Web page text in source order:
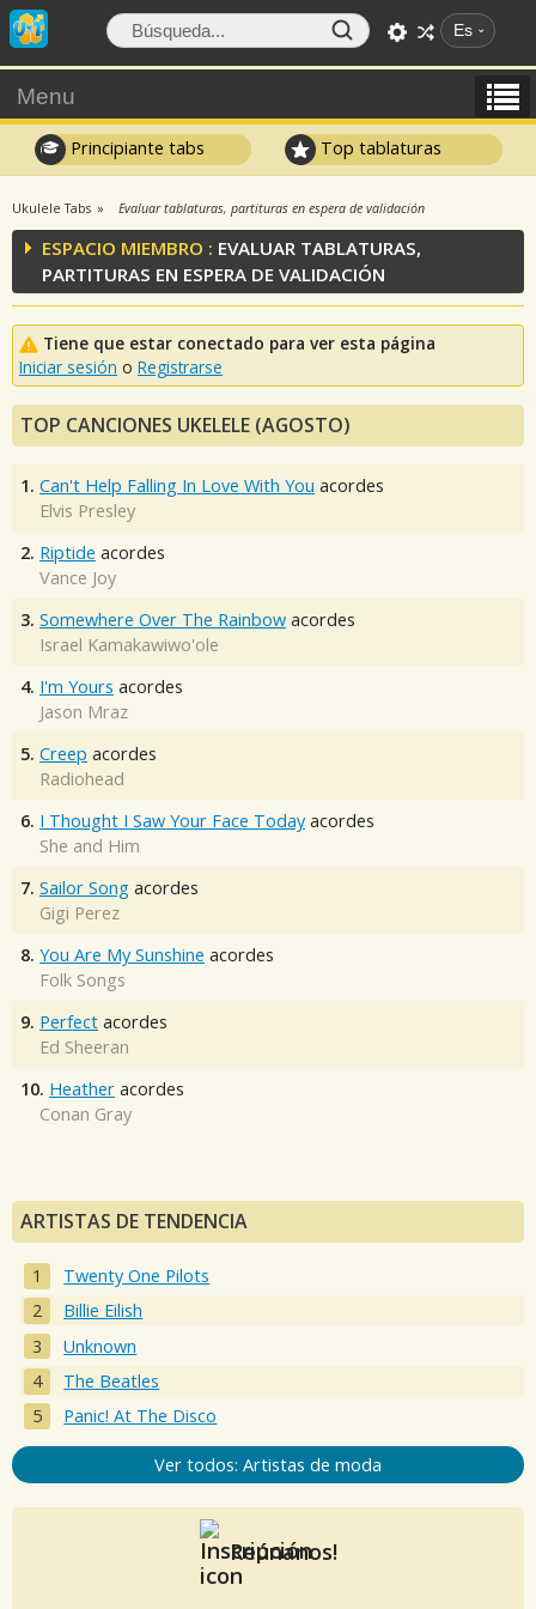
Es
Menu
Principiante tabs Top tablaturas
Ukulele Tabs Evaluar tablaturas, partituras en espera de validación
ESPACIO MIEMBRO : EVALUAR TABLATURAS,
PARTITURAS EN ESPERA DE VALIDACIÓN
Tiene que estar conectado para ver esta página
Iniciar sesión o Registrarse
TOP CANCIONES UKELELE (AGOSTO)
1. Can't Help Falling In Love With You acordes
Elvis Presley
2. Riptide acordes
Vance Joy
3. Somewhere Over The Rainbow acordes
Israel Kamakawiwo'ole
4. I'm Yours acordes
Jason Mraz
5. Creep acordes
Radiohead
6. I Thought I Saw Your Face Today acordes
She and Him
7. Sailor Song acordes
Gigi Perez
8. You Are My Sunshine acordes
Folk Songs
9. Perfect acordes
Ed Sheeran
10. Heather acordes
Conan Gray
ARTISTAS DE TENDENCIA
Twenty One Pilots
Billie Eilish
Unknown
The Beatles
Panic! At The Disco
Ver todos: Artistas de moda
Reúnanos!